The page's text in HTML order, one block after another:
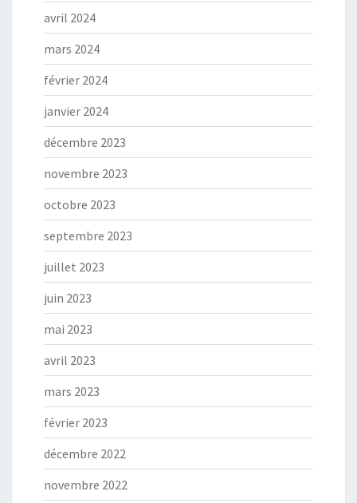
avril 2024
mars 2024
février 2024
janvier 2024
décembre 2023
novembre 2023
octobre 2023
septembre 2023
juillet 2023
juin 2023
mai 2023
avril 2023
mars 2023
février 2023
décembre 2022
novembre 2022